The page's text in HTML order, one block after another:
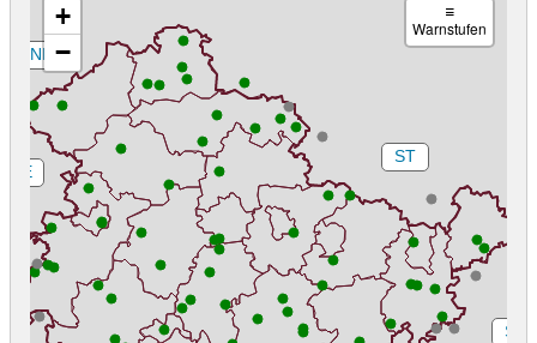
SN
ST
HE
NI
+
−
Warnstufen